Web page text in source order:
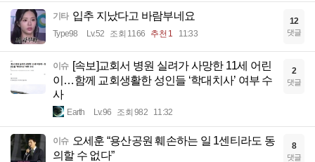
기타 입추 지났다고 바람부네요
Type98 Lv.52 조회 1166 추천 1 11:33
12
댓글
이슈 [속보]교회서 병원 실려가 사망한 11세 어린
이…함께 교회생활한 성인들 ‘학대치사’ 여부 수
사
Earth Lv.96 조회 982 11:32
2
댓글
이슈 오세훈 “용산공원 훼손하는 일 1센티라도 동
의할 수 없다”
8
댓글